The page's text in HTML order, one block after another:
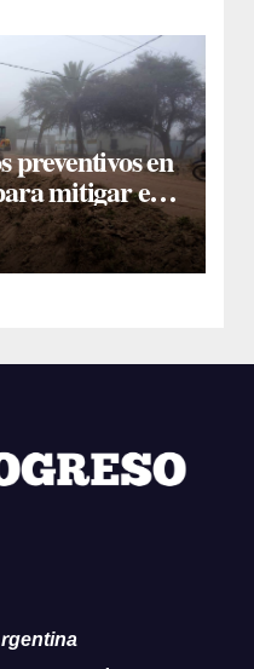
preventivos en
mitigar el
de lluvias